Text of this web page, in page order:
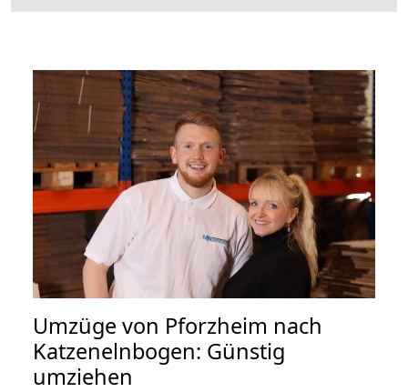
Umzüge von Pforzheim nach
Katzenelnbogen: Günstig
umziehen